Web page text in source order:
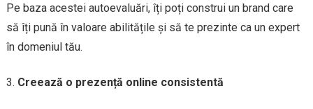
Pe baza acestei autoevaluări, îți poți construi un brand care
să îți pună în valoare abilitățile și să te prezinte ca un expert
în domeniul tău.
Creează o prezență online consistentă